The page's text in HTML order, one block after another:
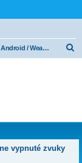
Android / Wear OS
vypnuté zvuky